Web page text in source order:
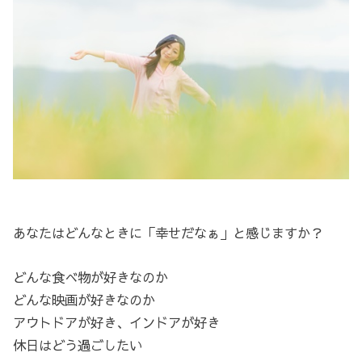
あなたはどんなときに「幸せだなぁ」と感じますか？
どんな食べ物が好きなのか
どんな映画が好きなのか
アウトドアが好き、インドアが好き
休日はどう過ごしたい